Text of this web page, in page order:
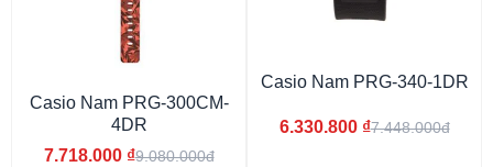
Casio Protrek
Casio Nam PRG-300CM-
4DR
7.718.000 ₫9.080.000đ
Casio Nam PRG-340-1DR
6.330.800 ₫7.448.000đ